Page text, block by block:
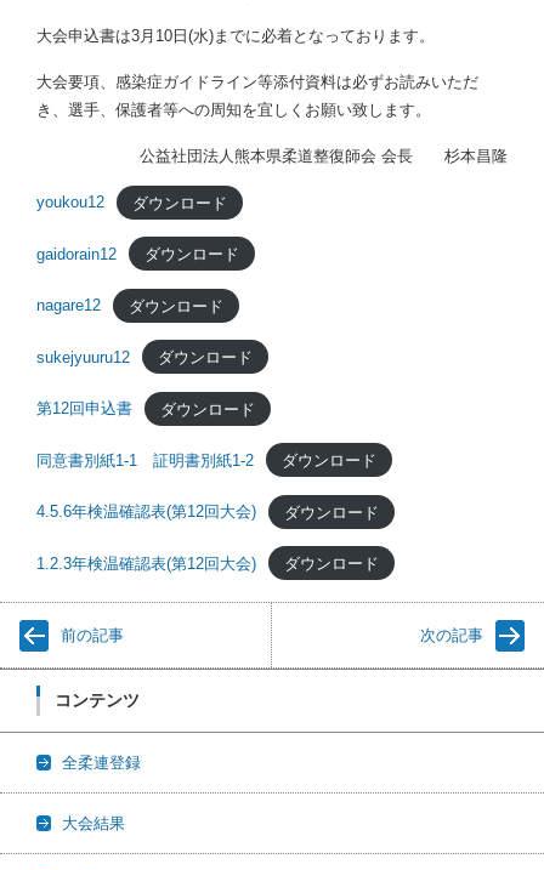
大会申込書は3月10日(水)までに必着となっております。
大会要項、感染症ガイドライン等添付資料は必ずお読みいただ
き、選手、保護者等への周知を宜しくお願い致します。
公益社団法人熊本県柔道整復師会 会長 杉本昌隆
youkou12 ダウンロード
gaidorain12 ダウンロード
nagare12 ダウンロード
sukejyuuru12 ダウンロード
第12回申込書 ダウンロード
同意書別紙1-1 証明書別紙1-2 ダウンロード
4.5.6年検温確認表(第12回大会) ダウンロード
1.2.3年検温確認表(第12回大会) ダウンロード
前の記事 次の記事
コンテンツ
全柔連登録
大会結果